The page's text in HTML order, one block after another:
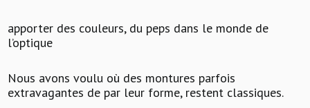
apporter des couleurs, du peps dans le monde de
l’optique
Nous avons voulu où des montures parfois
extravagantes de par leur forme, restent classiques.